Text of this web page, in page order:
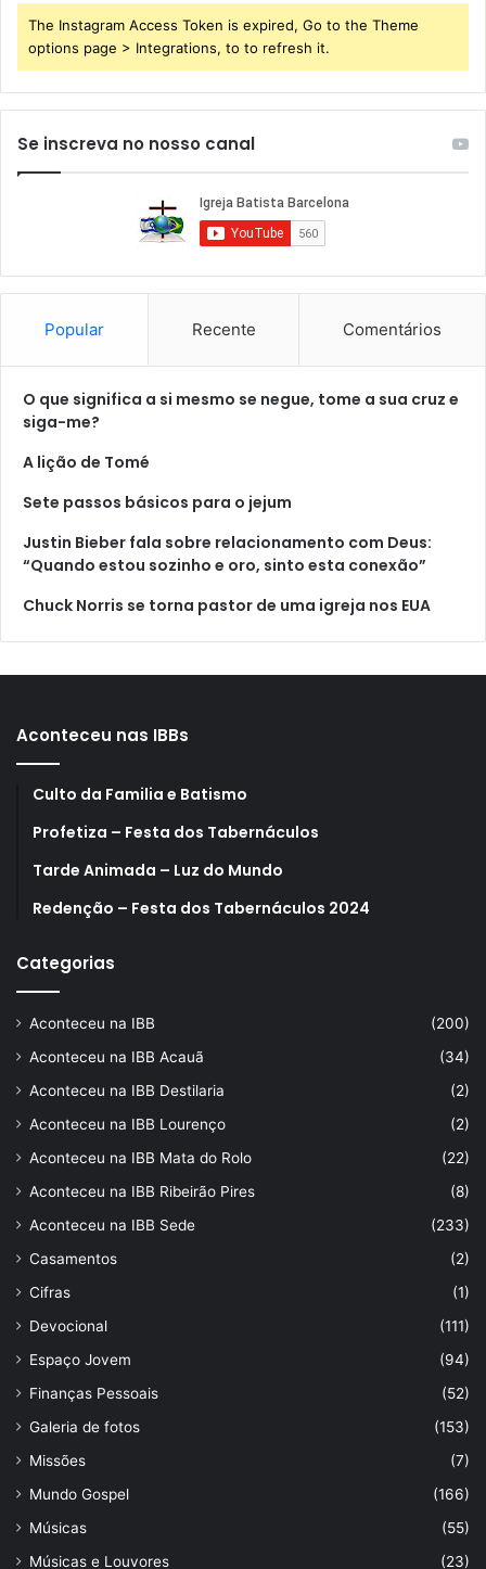
The Instagram Access Token is expired, Go to the Theme
options page > Integrations, to to refresh it.
Se inscreva no nosso canal
Popular Recente Comentários
O que significa a si mesmo se negue, tome a sua cruz e
siga-me?
A lição de Tomé
Sete passos básicos para o jejum
Justin Bieber fala sobre relacionamento com Deus:
“Quando estou sozinho e oro, sinto esta conexão”
Chuck Norris se torna pastor de uma igreja nos EUA
Aconteceu nas IBBs
Culto da Familia e Batismo
Profetiza – Festa dos Tabernáculos
Tarde Animada – Luz do Mundo
Redenção – Festa dos Tabernáculos 2024
Categorias
Aconteceu na IBB
(200)
Aconteceu na IBB Acauã
(34)
Aconteceu na IBB Destilaria
(2)
Aconteceu na IBB Lourenço
(2)
Aconteceu na IBB Mata do Rolo
(22)
Aconteceu na IBB Ribeirão Pires
(8)
Aconteceu na IBB Sede
(233)
Casamentos
(2)
Cifras
(1)
Devocional
(111)
Espaço Jovem
(94)
Finanças Pessoais
(52)
Galeria de fotos
(153)
Missões
(7)
Mundo Gospel
(166)
Músicas
(55)
Músicas e Louvores
(23)